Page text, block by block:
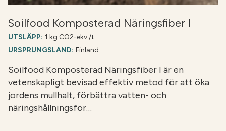
Soilfood Komposterad Näringsfiber I
UTSLÄPP: 1 kg CO2-ekv./t
URSPRUNGSLAND: Finland
Soilfood Komposterad Näringsfiber I är en
vetenskapligt bevisad effektiv metod för att öka
jordens mullhalt, förbättra vatten- och
näringshållningsför…